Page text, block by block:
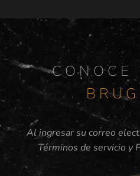
CONOCE
Al ingresar su correo
Términos de servicio y